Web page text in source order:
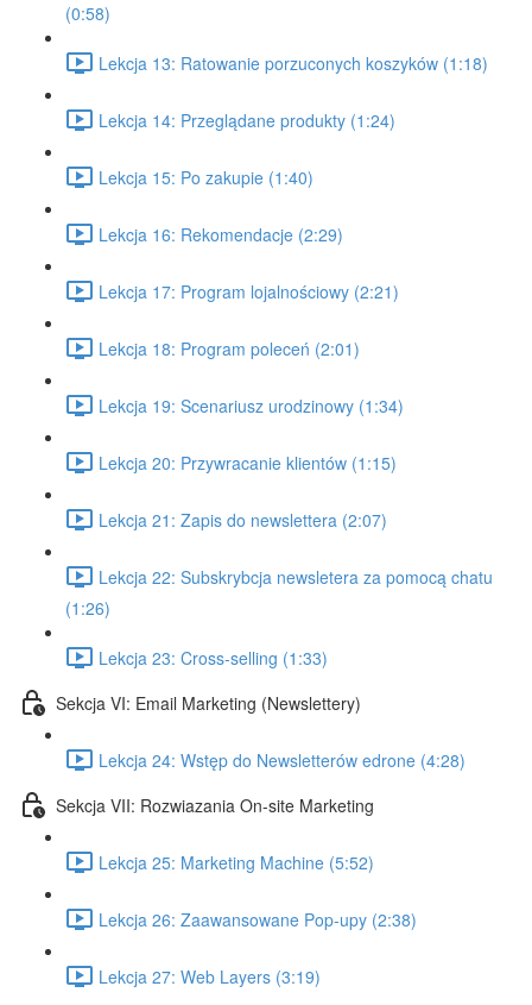
(0:58)
Lekcja 13: Ratowanie porzuconych koszyków (1:18)
Lekcja 14: Przeglądane produkty (1:24)
Lekcja 15: Po zakupie (1:40)
Lekcja 16: Rekomendacje (2:29)
Lekcja 17: Program lojalnościowy (2:21)
Lekcja 18: Program poleceń (2:01)
Lekcja 19: Scenariusz urodzinowy (1:34)
Lekcja 20: Przywracanie klientów (1:15)
Lekcja 21: Zapis do newslettera (2:07)
Lekcja 22: Subskrybcja newsletera za pomocą chatu
(1:26)
Lekcja 23: Cross-selling (1:33)
Sekcja VI: Email Marketing (Newslettery)
Lekcja 24: Wstęp do Newsletterów edrone (4:28)
Sekcja VII: Rozwiazania On-site Marketing
Lekcja 25: Marketing Machine (5:52)
Lekcja 26: Zaawansowane Pop-upy (2:38)
Lekcja 27: Web Layers (3:19)